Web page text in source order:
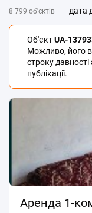
8 799 об'єктів дата
Об'єктUA-
Можливо, його
строку давності
публікації.